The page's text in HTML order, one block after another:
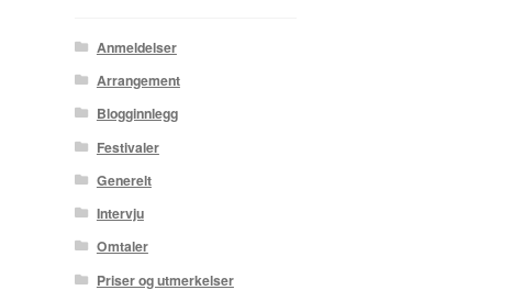
Anmeldelser
Arrangement
Blogginnlegg
Festivaler
Generelt
Intervju
Omtaler
Priser og utmerkelser